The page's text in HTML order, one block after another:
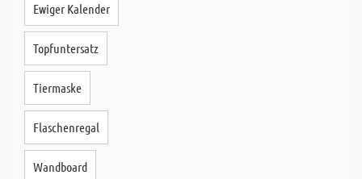
Ewiger Kalender
Topfuntersatz
Tiermaske
Flaschenregal
Wandboard